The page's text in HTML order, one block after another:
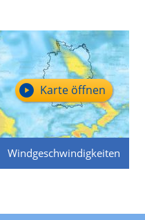
Windgeschwindigkeiten
Karte öffnen